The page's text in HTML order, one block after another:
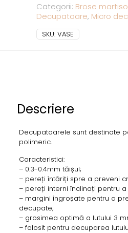
Categorii: Brose
Decupatoare, Micro
SKU:VASE
Descriere
Decupatoarele sunt destinate
polimeric.
Caracteristici:
– 0.3-0.4mm tăișul;
– pereți întăriți spre a preveni
– pereți interni înclinați pentru
– margini îngroșate pentru a
decupate;
– grosimea optimă a lutului 3
– folosit pentru decuparea